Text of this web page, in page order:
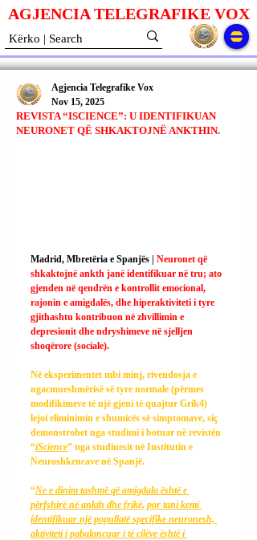
AGJENCIA TELEGRAFIKE VOX
REVISTA “ISCIENCE”: U IDENTIFIKUAN
NEURONET QË SHKAKTOJNË ANKTHIN.
Agjencia Telegrafike Vox
Nov 15, 2025
Madrid, Mbretëria e Spanjës | Neuronet që
shkaktojnë ankth janë identifikuar në tru; ato
gjenden në qendrën e kontrollit emocional,
rajonin e amigdalës, dhe hiperaktiviteti i tyre
gjithashtu kontribuon në zhvillimin e
depresionit dhe ndryshimeve në sjelljen
shoqërore (sociale).
Në eksperimentet mbi minj, rivendosja e
ngacmueshmërisë së tyre normale (përmes
modifikimeve të një gjeni të quajtur Grik4)
lejoi eliminimin e shumicës së simptomave, siç
demonstrohet nga studimi i botuar në revistën
“iScience” nga studiuesit në Institutin e
Neuroshkencave në Spanjë.
“Ne e dinim tashmë që amigdala është e
përfshirë në ankth dhe frikë, por tani kemi
identifikuar një popullatë specifike neuronesh,
aktiviteti i pabalancuar i të cilëve është i